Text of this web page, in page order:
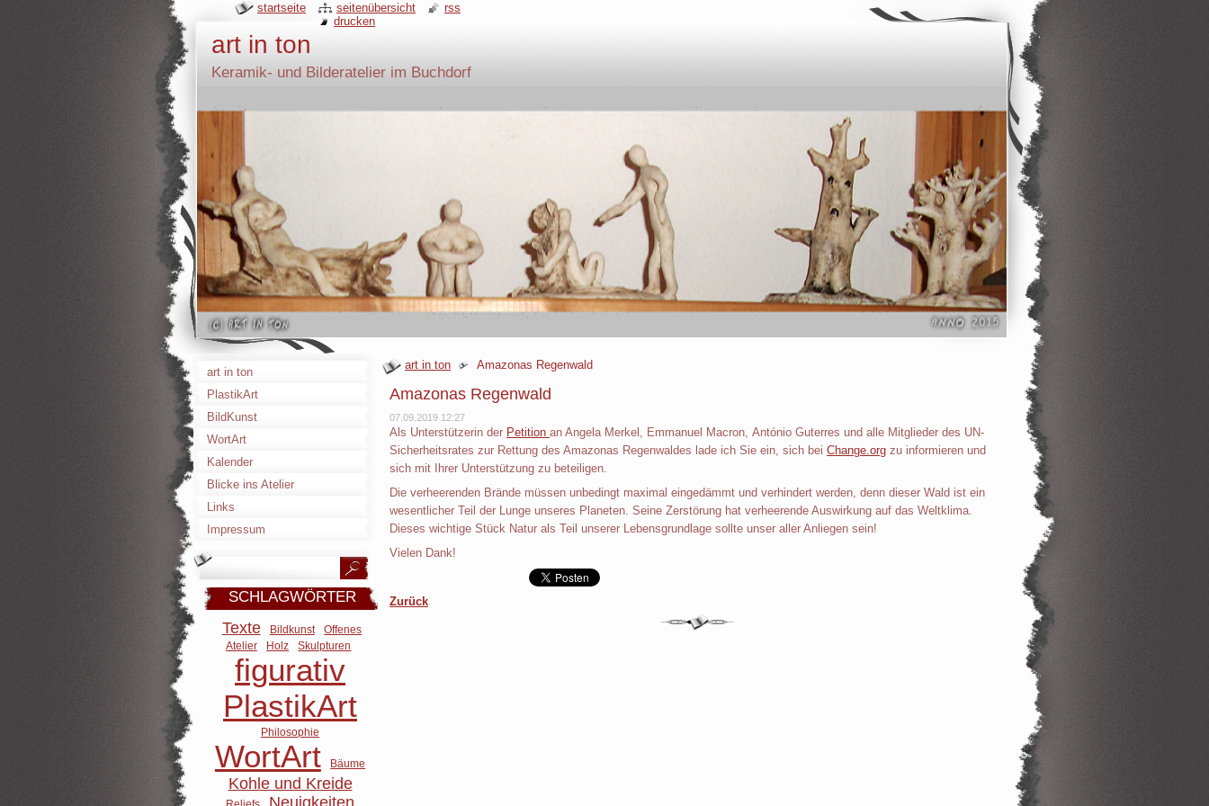
art in ton
Keramik- und Bilderatelier im Buchdorf
art in ton Amazonas Regenwald
Amazonas Regenwald
07.09.2019 12:27
Als Unterstützerin der Petition an Angela Merkel, Emmanuel Macron, António Guterres und alle Mitglieder des UN-
Sicherheitsrates zur Rettung des Amazonas Regenwaldes lade ich Sie ein, sich bei Change.org zu informieren und
sich mit Ihrer Unterstützung zu beteiligen.
Die verheerenden Brände müssen unbedingt maximal eingedämmt und verhindert werden, denn dieser Wald ist ein
wesentlicher Teil der Lunge unseres Planeten. Seine Zerstörung hat verheerende Auswirkung auf das Weltklima.
Dieses wichtige Stück Natur als Teil unserer Lebensgrundlage sollte unser aller Anliegen sein!
Vielen Dank!
Zurück
art in ton
PlastikArt
BildKunst
WortArt
Kalender
Blicke ins Atelier
Links
Impressum
SCHLAGWÖRTER
Texte Bildkunst
Offenes
Atelier
Holz Skulpturen
figurativ
PlastikArt
Philosophie
WortArt Bäume
Kohle und Kreide
Neuigkeiten
startseite seitenübersicht
rss
drucken